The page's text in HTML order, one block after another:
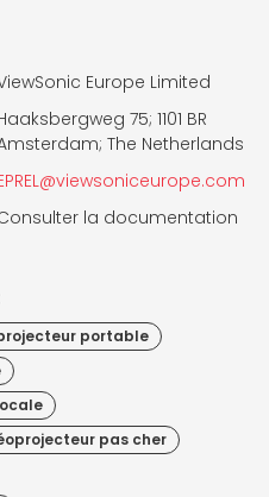
Europe Limited
75; 1101 BR
The Netherlands
la documentation
portable
pas cher